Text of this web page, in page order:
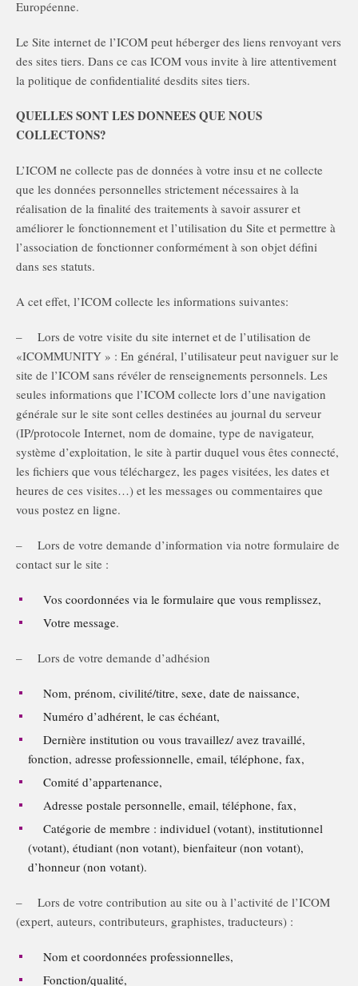
Européenne.
Le Site internet de l’ICOM peut héberger des liens renvoyant vers
des sites tiers. Dans ce cas ICOM vous invite à lire attentivement
la politique de confidentialité desdits sites tiers.
QUELLES SONT LES DONNEES QUE NOUS
COLLECTONS?
L’ICOM ne collecte pas de données à votre insu et ne collecte
que les données personnelles strictement nécessaires à la
réalisation de la finalité des traitements à savoir assurer et
améliorer le fonctionnement et l’utilisation du Site et permettre à
l’association de fonctionner conformément à son objet défini
dans ses statuts.
A cet effet, l’ICOM collecte les informations suivantes:
– Lors de votre visite du site internet et de l’utilisation de
«ICOMMUNITY » : En général, l’utilisateur peut naviguer sur le
site de l’ICOM sans révéler de renseignements personnels. Les
seules informations que l’ICOM collecte lors d’une navigation
générale sur le site sont celles destinées au journal du serveur
(IP/protocole Internet, nom de domaine, type de navigateur,
système d’exploitation, le site à partir duquel vous êtes connecté,
les fichiers que vous téléchargez, les pages visitées, les dates et
heures de ces visites…) et les messages ou commentaires que
vous postez en ligne.
– Lors de votre demande d’information via notre formulaire de
contact sur le site :
Vos coordonnées via le formulaire que vous remplissez,
Votre message.
– Lors de votre demande d’adhésion
Nom, prénom, civilité/titre, sexe, date de naissance,
Numéro d’adhérent, le cas échéant,
Dernière institution ou vous travaillez/ avez travaillé,
fonction, adresse professionnelle, email, téléphone, fax,
Comité d’appartenance,
Adresse postale personnelle, email, téléphone, fax,
Catégorie de membre : individuel (votant), institutionnel
(votant), étudiant (non votant), bienfaiteur (non votant),
d’honneur (non votant).
– Lors de votre contribution au site ou à l’activité de l’ICOM
(expert, auteurs, contributeurs, graphistes, traducteurs) :
Nom et coordonnées professionnelles,
Fonction/qualité,